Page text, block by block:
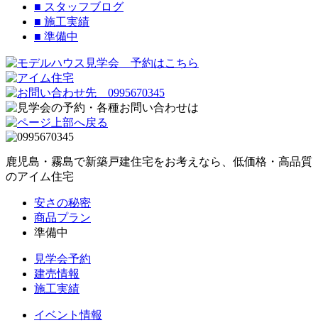
■ スタッフブログ
■ 施工実績
■ 準備中
鹿児島・霧島で新築戸建住宅をお考えなら、低価格・高品質
のアイム住宅
安さの秘密
商品プラン
準備中
見学会予約
建売情報
施工実績
イベント情報